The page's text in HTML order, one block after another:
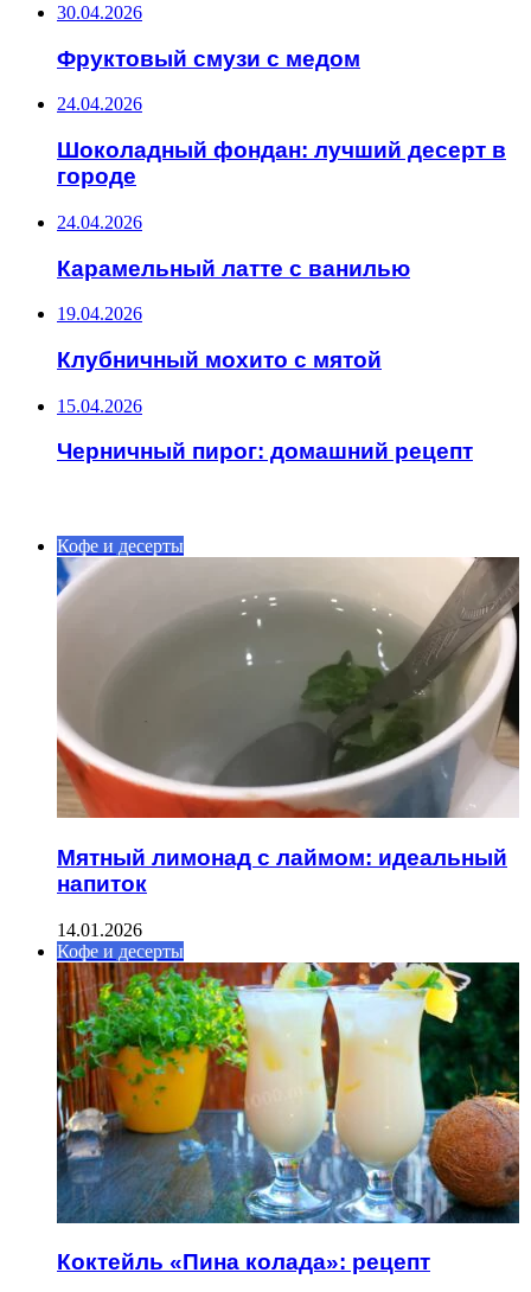
30.04.2026
Фруктовый смузи с медом
24.04.2026
Шоколадный фондан: лучший десерт в
городе
24.04.2026
Карамельный латте с ванилью
19.04.2026
Клубничный мохито с мятой
15.04.2026
Черничный пирог: домашний рецепт
Кофе и десерты
Мятный лимонад с лаймом: идеальный
напиток
14.01.2026
Кофе и десерты
Коктейль «Пина колада»: рецепт